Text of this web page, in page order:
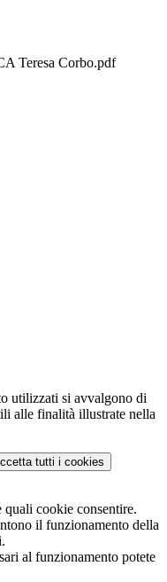
Teresa Corbo.pdf
utilizzati si avvalgono di
alle finalità illustrate nella
tutti i cookies
quali cookie consentire.
il funzionamento della
al funzionamento potete